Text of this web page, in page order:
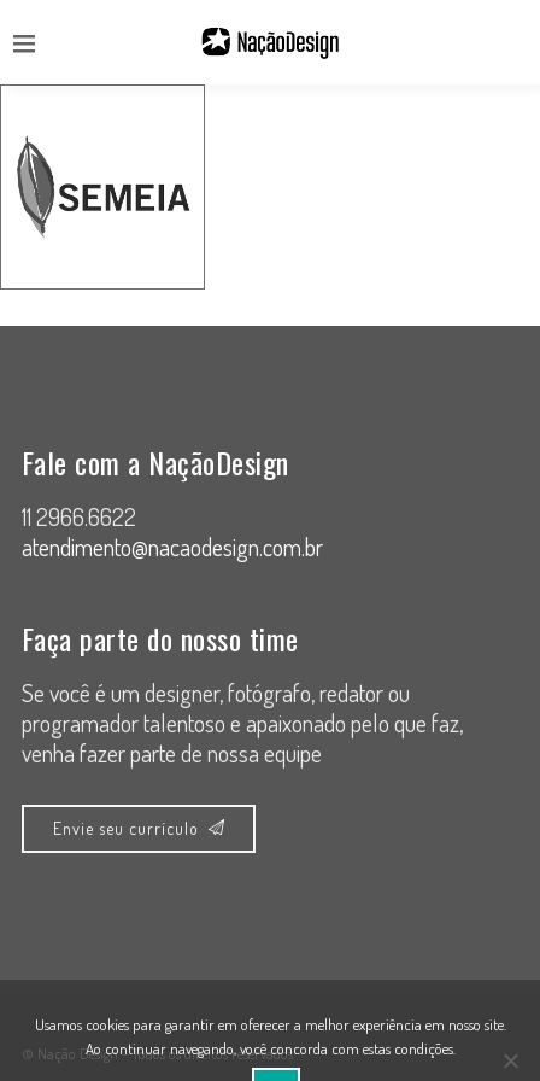
Fale com a NaçãoDesign
11 2966.6622
atendimento@nacaodesign.com.br
Faça parte do nosso time
Se você é um designer, fotógrafo, redator ou
programador talentoso e apaixonado pelo que faz,
venha fazer parte de nossa equipe
Envie seu currículo
© Nação Design - Todos os direitos reservados
Usamos cookies para garantir em oferecer a melhor experiência em nosso site.
Ao continuar navegando, você concorda com estas condições.